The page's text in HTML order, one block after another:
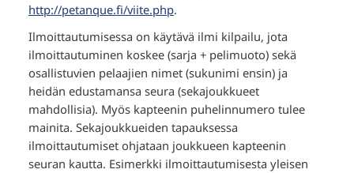
http://petanque.fi/viite.php.
Ilmoittautumisessa on käytävä ilmi kilpailu, jota
ilmoittautuminen koskee (sarja + pelimuoto) sekä
osallistuvien pelaajien nimet (sukunimi ensin) ja
heidän edustamansa seura (sekajoukkueet
mahdollisia). Myös kapteenin puhelinnumero tulee
mainita. Sekajoukkueiden tapauksessa
ilmoittautumiset ohjataan joukkueen kapteenin
seuran kautta. Esimerkki ilmoittautumisesta yleisen